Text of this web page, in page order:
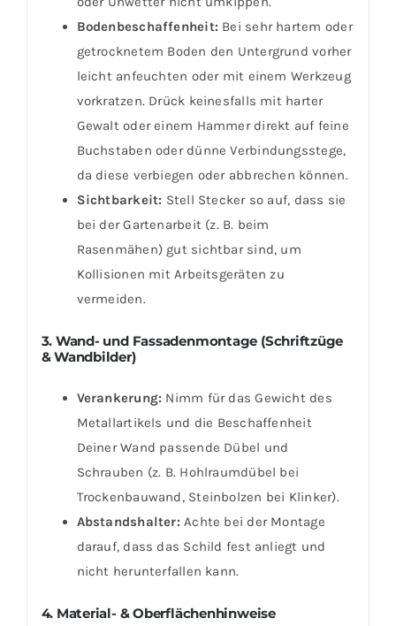
Bodenbeschaffenheit: Bei sehr hartem oder
getrocknetem Boden den Untergrund vorher
leicht anfeuchten oder mit einem Werkzeug
vorkratzen. Drück keinesfalls mit harter
Gewalt oder einem Hammer direkt auf feine
Buchstaben oder dünne Verbindungsstege,
da diese verbiegen oder abbrechen können.
Sichtbarkeit: Stell Stecker so auf, dass sie
bei der Gartenarbeit (z. B. beim
Rasenmähen) gut sichtbar sind, um
Kollisionen mit Arbeitsgeräten zu
vermeiden.
3. Wand- und Fassadenmontage (Schriftzüge
& Wandbilder)
Verankerung: Nimm für das Gewicht des
Metallartikels und die Beschaffenheit
Deiner Wand passende Dübel und
Schrauben (z. B. Hohlraumdübel bei
Trockenbauwand, Steinbolzen bei Klinker).
Abstandshalter: Achte bei der Montage
darauf, dass das Schild fest anliegt und
nicht herunterfallen kann.
4. Material- & Oberflächenhinweise